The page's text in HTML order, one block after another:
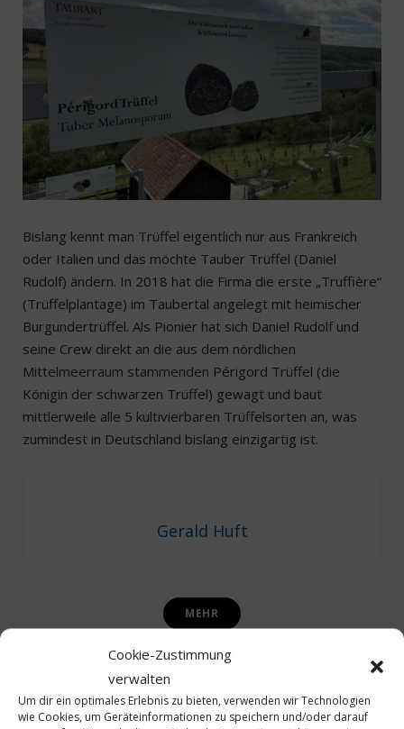
Cookie-Zustimmung
verwalten
Um dir ein optimales Erlebnis zu bieten, verwenden wir Technologien
wie Cookies, um Geräteinformationen zu speichern und/oder darauf
Bislang kennt man Trüffel eigentlich nur aus Frankreich
oder Italien und das möchte Tauber Trüffel (Daniel
Rudolf) ändern. In 2018 hat die Firma die erste „Truffière“
(Trüffelplantage) im Taubertal angelegt mit heimischer
Burgundertrüffel. Als Pionier hat sich Daniel Rudolf und
seine Crew direkt an die aus dem nördlichen
Mittelmeerraum stammenden Périgord Trüffel (die
Königin der schwarzen Trüffel) gewagt und baut
mittlerweile alle 5 kultivierbaren Trüffelsorten an, was
zumindest in Deutschland bislang einzigartig ist.
Gerald Huft
MEHR